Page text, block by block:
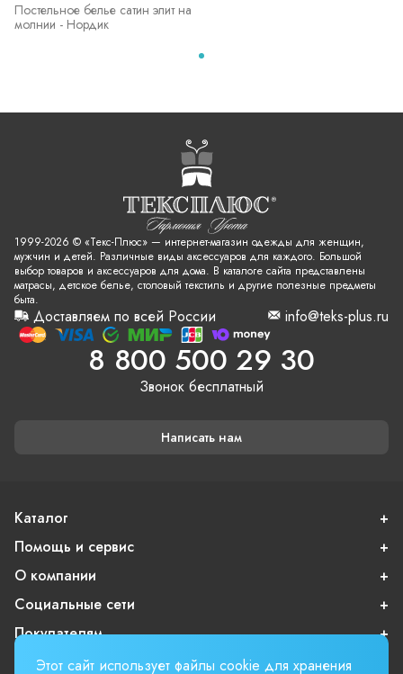
Постельное белье сатин элит на
молнии - Нордик
1999-2026 © «Текс-Плюс» — интернет-магазин одежды для женщин,
мужчин и детей. Различные виды аксессуаров для каждого. Большой
выбор товаров и аксессуаров для дома. В каталоге сайта представлены
матрасы, детское белье, столовый текстиль и другие полезные предметы
быта.
Доставляем по всей России info@teks-plus.ru
8 800 500 29 30
Звонок бесплатный
Написать нам
Каталог
Помощь и сервис
О компании
Социальные сети
Покупателям
Этот сайт использует файлы cookie для хранения